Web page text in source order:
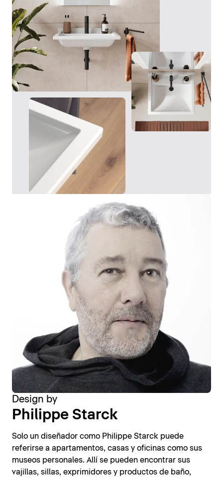
Design by
Philippe Starck
Solo un diseñador como Philippe Starck puede
referirse a apartamentos, casas y oficinas como sus
museos personales. Allí se pueden encontrar sus
vajillas, sillas, exprimidores y productos de baño,